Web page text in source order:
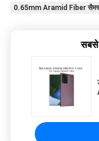
0.65mm Aramid Fiber
सबसे